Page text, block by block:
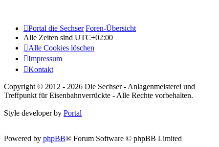
Portal die Sechser Foren-Übersicht
Alle Zeiten sind UTC+02:00
Alle Cookies löschen
Impressum
Kontakt
Copyright © 2012 - 2026 Die Sechser - Anlagenmeisterei und
Treffpunkt für Eisenbahnverrückte - Alle Rechte vorbehalten.
Style developer by Portal
Powered by phpBB® Forum Software © phpBB Limited